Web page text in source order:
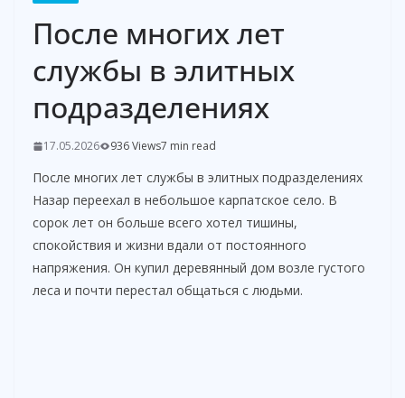
После многих лет
службы в элитных
подразделениях
17.05.2026 936 Views7 min read
После многих лет службы в элитных подразделениях
Назар переехал в небольшое карпатское село. В
сорок лет он больше всего хотел тишины,
спокойствия и жизни вдали от постоянного
напряжения. Он купил деревянный дом возле густого
леса и почти перестал общаться с людьми.